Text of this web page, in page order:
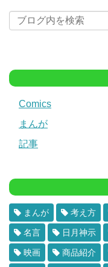
Comics
まんが
記事
まんが 考え方
名言 日月神示
映画 商品紹介